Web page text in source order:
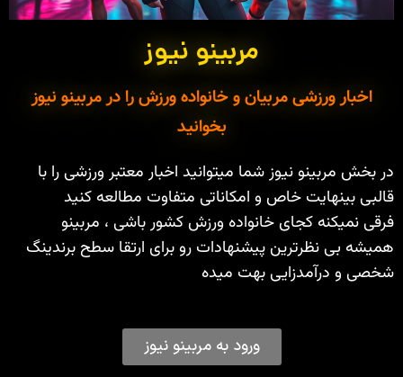
مربینو نیوز
اخبار ورزشی مربیان و خانواده ورزش را در مربینو نیوز
بخوانید
در بخش مربینو نیوز شما میتوانید اخبار معتبر ورزشی را با
قالبی بینهایت خاص و امکاناتی متفاوت مطالعه کنید
فرقی نمیکنه کجای خانواده ورزش کشور باشی ، مربینو
همیشه بی نظرترین پیشنهادات رو برای ارتقا سطح برندینگ
شخصی و درآمدزایی بهت میده
ورود به مربینو نیوز